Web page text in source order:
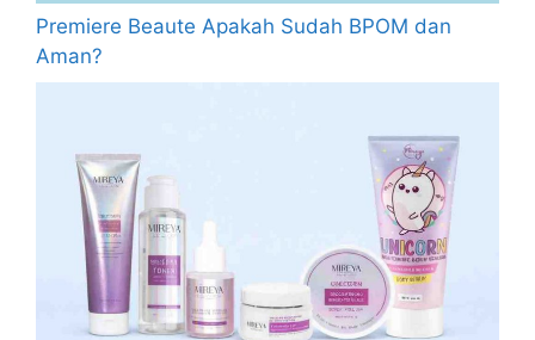
Premiere Beaute Apakah Sudah BPOM dan
Aman?